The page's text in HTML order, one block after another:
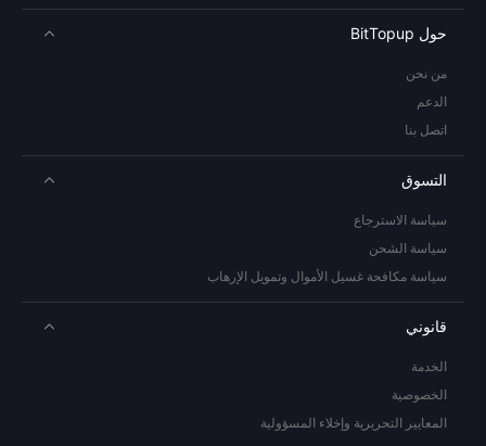
حول BitTopup
من نحن
الدعم
اتصل بنا
التسوق
سياسة الاسترجاع
سياسة الشحن
سياسة مكافحة غسيل الأموال وتمويل الإرهاب
قانوني
الخدمة
الخصوصية
المعايير التحريرية وإخلاء المسؤولية